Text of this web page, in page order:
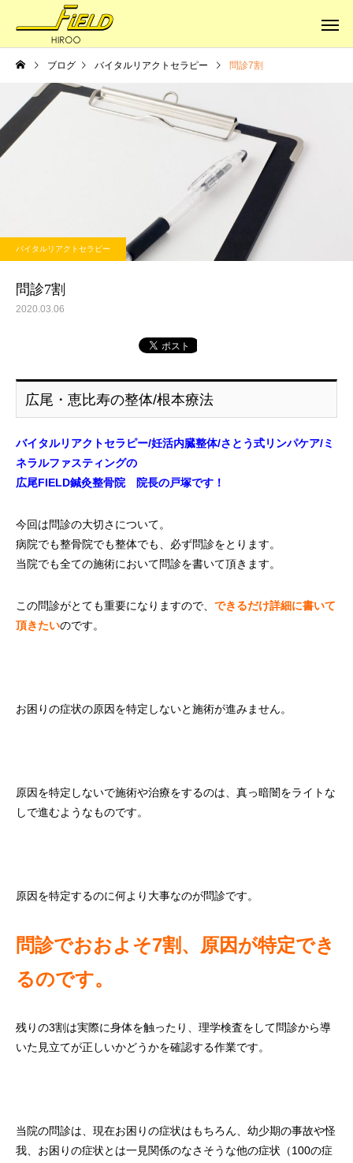
体はサビていく
健康への道
本当の健康に
ブログ バイタルリアクトセラピー 問診7割
バイタルリアクトセラピー
問診7割
2020.03.06
広尾・恵比寿の整体/根本療法
バイタルリアクトセラピー/妊活内臓整体/さとう式リンパケア/ミ
ネラルファスティングの
広尾FIELD鍼灸整骨院 院長の戸塚です！
今回は問診の大切さについて。
病院でも整骨院でも整体でも、必ず問診をとります。
当院でも全ての施術において問診を書いて頂きます。
この問診がとても重要になりますので、 できるだけ詳細に書いて
頂きたいのです。
お困りの症状の原因を特定しないと施術が進みません。
原因を特定しないで施術や治療をするのは、真っ暗闇をライトな
しで進むようなものです。
原因を特定するのに何より大事なのが問診です。
問診でおおよそ7割、原因が特定でき
るのです。
残りの3割は実際に身体を触ったり、理学検査をして問診から導
いた見立てが正しいかどうかを確認する作業です。
当院の問診は、現在お困りの症状はもちろん、幼少期の事故や怪
我、お困りの症状とは一見関係のなさそうな他の症状（100の症